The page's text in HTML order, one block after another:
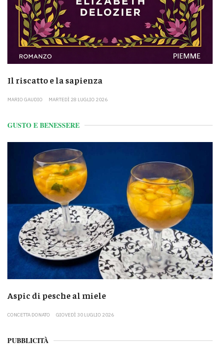
Il riscatto e la sapienza
MARIO GAUDIO MARTEDÌ 28 LUGLIO 2026
GUSTO E BENESSERE
Aspic di pesche al miele
CONCETTA DONATO GIOVEDÌ 30 LUGLIO 2026
PUBBLICITÀ